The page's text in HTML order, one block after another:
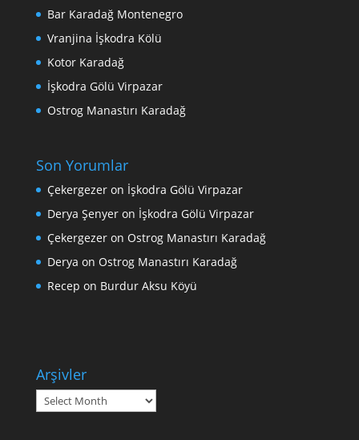
Bar Karadağ Montenegro
Vranjina İşkodra Kölü
Kotor Karadağ
İşkodra Gölü Virpazar
Ostrog Manastırı Karadağ
Son Yorumlar
Çekergezeron İşkodra Gölü Virpazar
Derya Şenyeron İşkodra Gölü Virpazar
Çekergezeron Ostrog Manastırı Karadağ
Derya on Ostrog Manastırı Karadağ
Recep on Burdur Aksu Köyü
Arşivler
Arşivler